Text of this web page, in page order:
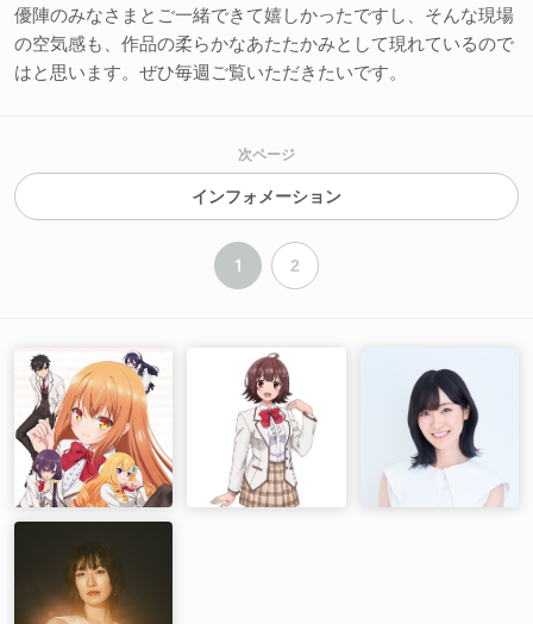
優陣のみなさまとご一緒できて嬉しかったですし、そんな現場
の空気感も、作品の柔らかなあたたかみとして現れているので
はと思います。ぜひ毎週ご覧いただきたいです。
次ページ
インフォメーション
1 2